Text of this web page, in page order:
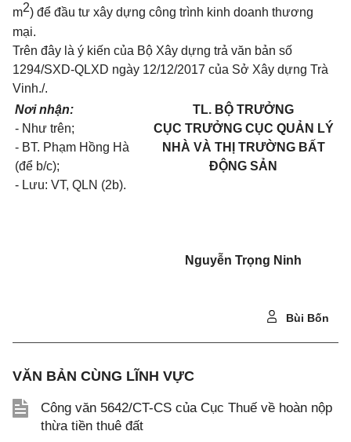
m2) để đầu tư xây dựng công trình kinh doanh thương
mại.
Trên đây là ý kiến của Bộ Xây dựng trả văn bản số
1294/SXD-QLXD ngày 12/12/2017 của Sở Xây dựng Trà
Vinh./.
Nơi nhận:
- Như trên;
- BT. Phạm Hồng Hà
(để b/c);
- Lưu: VT, QLN (2b).
TL. BỘ TRƯỞNG
CỤC TRƯỞNG CỤC QUẢN LÝ
NHÀ VÀ THỊ TRƯỜNG BẤT
ĐỘNG SẢN
Nguyễn Trọng Ninh
Bùi Bốn
VĂN BẢN CÙNG LĨNH VỰC
Công văn 5642/CT-CS của Cục Thuế về hoàn nộp
thừa tiền thuê đất